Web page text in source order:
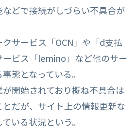
どで接続がしづらい不具合が
サービス「OCN」や「d支払
ービス「lemino」など他のサー
態となっている。
開始されており概ね不具合は
だが、サイト上の情報更新な
いる状況という。